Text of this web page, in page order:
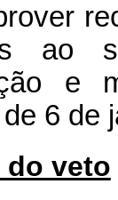
ao
e
6 de
do veto